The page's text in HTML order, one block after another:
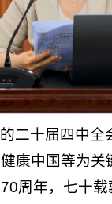
二十届四中全
康中国等为关
周年，七十